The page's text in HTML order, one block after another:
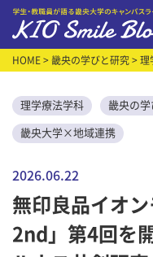
HOME > 畿央の学びと研究 > 理
さかつ2nd」第4回を開催しま
理学療法学科 畿央の学
畿央大学×地域連携
2026.06.22
無印良品イオ
2nd」第4回を